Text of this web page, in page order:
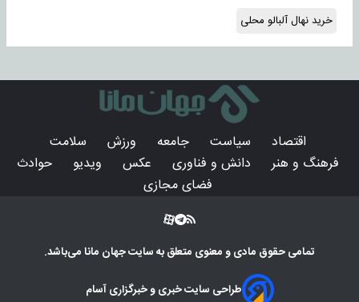
خرید نهال آلبالو محلی
اقتصاد سیاست جامعه ورزش
سلامت
فرهنگ و هنر
دانش و فناوری عکس ویدیو
حوادث
فضای مجازی
تمامی حقوق مادی و معنوی متعلق به سایتجهان مانامی‌باشد.
طراحی سایت خبری و خبرگزاری آسام